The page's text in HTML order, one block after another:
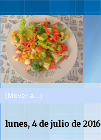
lunes, 4 de julio de 2016